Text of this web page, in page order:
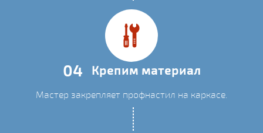
04 Крепим материал
Мастер закрепляет профнастил на каркасе.